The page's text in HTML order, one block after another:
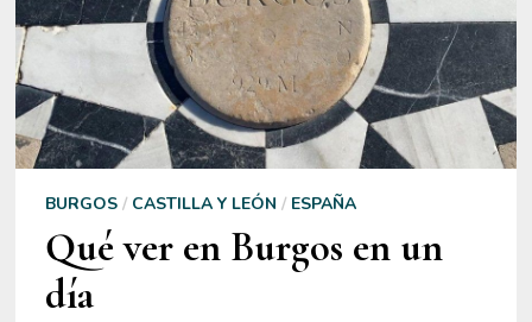
BURGOS/ CASTILLA Y LEÓN / ESPAÑA
Qué ver en Burgos en un
día